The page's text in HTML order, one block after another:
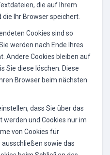
die auf Ihrem
Ihr Browser speichert.
Cookies sind so
werden nach Ende Ihres
Andere Cookies bleiben auf
Sie diese löschen. Diese
Browser beim nächsten
dass Sie über das
und Cookies nur im
von Cookies für
sowie das